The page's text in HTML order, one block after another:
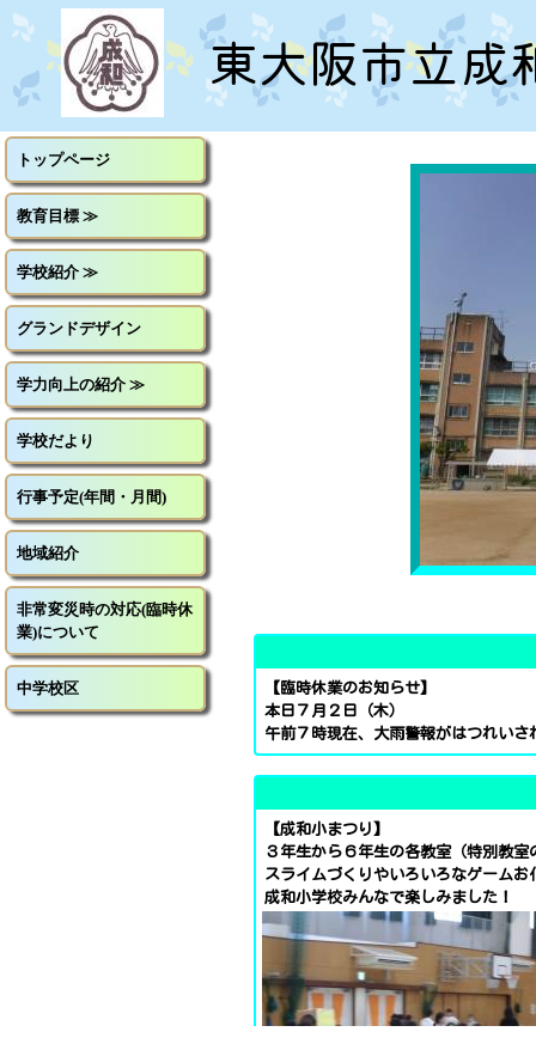
東大阪市立成
トップページ
教育目標 ≫
学校紹介 ≫
学力向上の紹介 ≫
学校だより
行事予定(年間・月間)
地域紹介
非常変災時の対応(臨時休
業)について
中学校区
トップページ
教育目標 ≫
学校紹介 ≫
学力向上の紹介 ≫
学校だより
行事予定(年間・月間)
地域紹介
非常変災時の対応(臨時休
業)について
中学校区
トップページ
教育目標 ≫
学校紹介 ≫
グランドデザイン
学力向上の紹介 ≫
学校だより
行事予定(年間・月間)
地域紹介
非常変災時の対応(臨時休
業)について
中学校区
【臨時休業のお知らせ】
本日７月２日（木）
午前７時現在、大雨警報がはつれい
【成和小まつり】
３年生から６年生の各教室（特別教
スライムづくりやいろいろなゲームお
成和小学校みんなで楽しみました！